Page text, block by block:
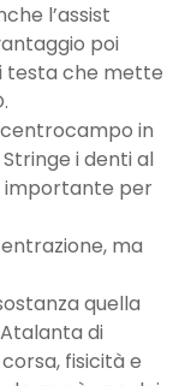
l’assist
poi
testa che mette
centrocampo in
i denti al
importante per
ma
quella
di
fisicità e